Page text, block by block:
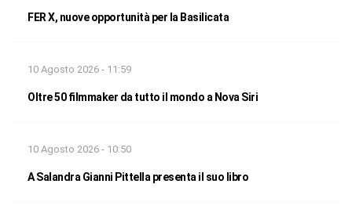
FER X, nuove opportunità per la Basilicata
10 Agosto 2026 - 11:59
Oltre 50 filmmaker da tutto il mondo a Nova Siri
10 Agosto 2026 - 10:50
A Salandra Gianni Pittella presenta il suo libro